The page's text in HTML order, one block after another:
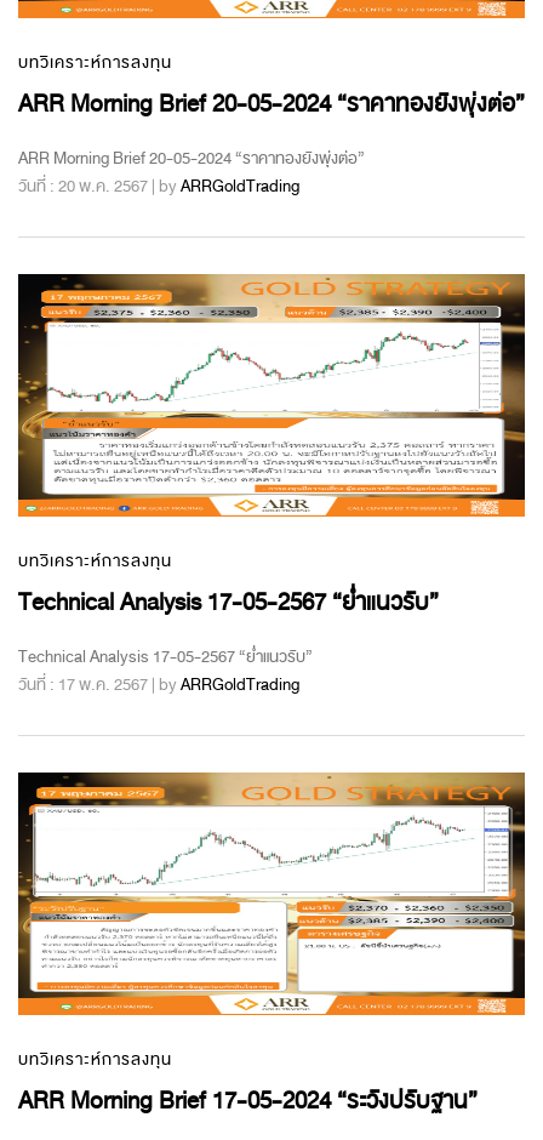
บทวิเคราะห์การลงทุน
ARR Morning Brief 20-05-2024 “ราคาทองยังพุ่งต่อ”
ARR Morning Brief 20-05-2024 “ราคาทองยังพุ่งต่อ”
วันที่ : 20 พ.ค. 2567 | byARRGoldTrading
บทวิเคราะห์การลงทุน
Technical Analysis 17-05-2567 “ย่ำแนวรับ”
Technical Analysis 17-05-2567 “ย่ำแนวรับ”
วันที่ : 17 พ.ค. 2567 | byARRGoldTrading
บทวิเคราะห์การลงทุน
ARR Morning Brief 17-05-2024 “ระวังปรับฐาน”